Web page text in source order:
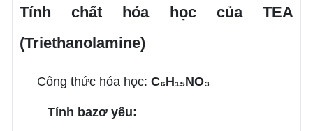
Tính chất hóa học của TEA
(Triethanolamine)
Công thức hóa học: C₆H₁₅NO₃
Tính bazơ yếu: